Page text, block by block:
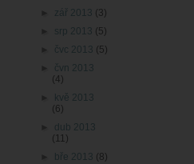
zář 2013 (3)
srp 2013 (5)
čvc 2013 (5)
čvn 2013
(4)
kvě 2013
(6)
dub 2013
(11)
bře 2013 (8)